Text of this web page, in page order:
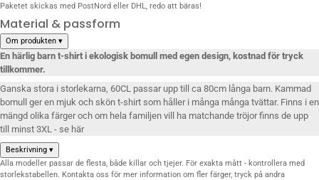
Paketet skickas med PostNord eller DHL, redo att bäras!
Material & passform
Om produkten ▾
En härlig barn t-shirt i ekologisk bomull med egen design, kostnad för tryck
tillkommer.
Ganska stora i storlekarna, 60CL passar upp till ca 80cm långa barn. Kammad
bomull ger en mjuk och skön t-shirt som håller i många många tvättar. Finns i en
mängd olika färger och om hela familjen vill ha matchande tröjorfinns de upp
till minst 3XL - se här
Beskrivning ▾
Alla modeller passar de flesta, både killar och tjejer. För exakta mått - kontrollera med
storlekstabellen. Kontakta oss för mer information om fler färger, tryck på andra